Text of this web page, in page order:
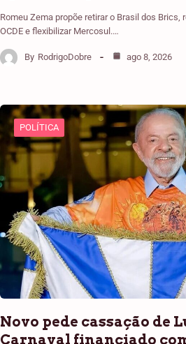
Romeu Zema propõe retirar o Brasil dos Brics,
OCDE e flexibilizar Mercosul.…
By RodrigoDobre ago 8, 2026
POLÍTICA
Novo pede cassação de
Carnaval financiado